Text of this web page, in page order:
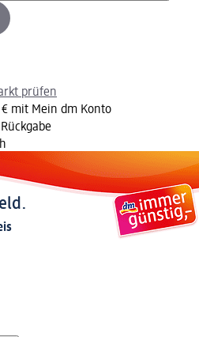
prüfen
mit Mein dm Konto